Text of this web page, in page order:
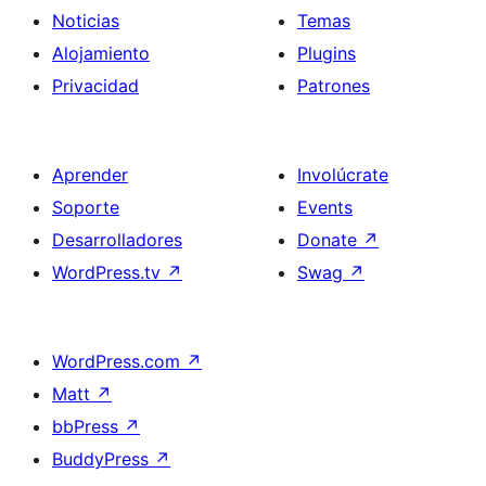
Noticias
Alojamiento
Privacidad
Temas
Plugins
Patrones
Aprender
Soporte
Desarrolladores
WordPress.tv ↗
Involúcrate
Events
Donate ↗
Swag ↗
WordPress.com ↗
Matt ↗
bbPress ↗
BuddyPress ↗